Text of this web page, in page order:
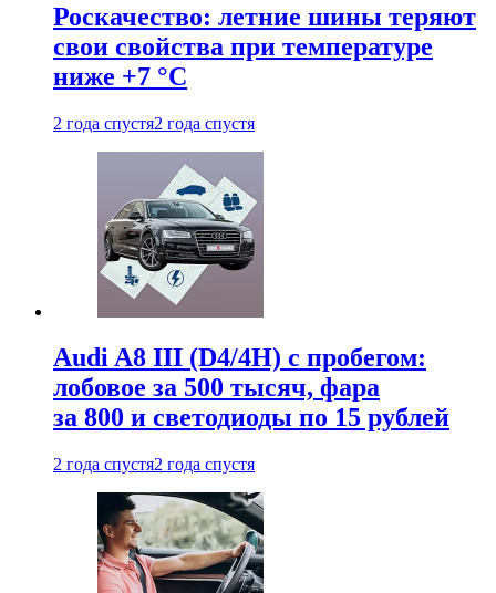
Роскачество: летние шины теряют
свои свойства при температуре
ниже +7 °C
2 года спустя2 года спустя
Audi A8 III (D4/4H) c пробегом:
лобовое за 500 тысяч, фара
за 800 и светодиоды по 15 рублей
2 года спустя2 года спустя